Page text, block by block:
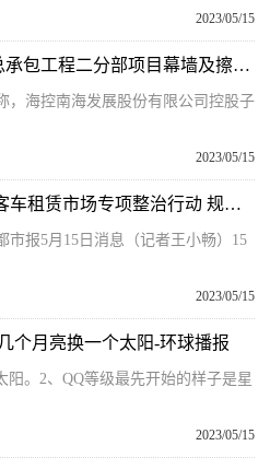
2023/05/15
三鑫科技中标海口塔施工总承包工程二分部项目幕墙及擦窗机工程
，海控南海发展股份有限公司控股子
2023/05/15
当前简讯:海南开展小微型客车租赁市场专项整治行动 规范租车行业经营行为
市报5月15日消息（记者王小畅）15
2023/05/15
个月亮换一个太阳-环球播报
阳。2、QQ等级最先开始的样子是星
2023/05/15